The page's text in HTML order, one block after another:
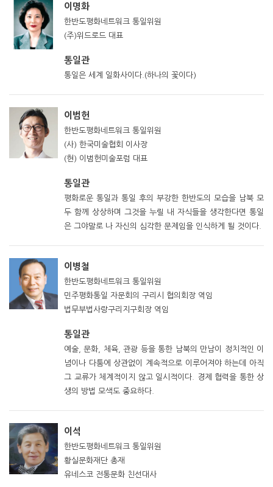
이명화
한반도평화네트워크 통일위원
(주)위드로드 대표
통일관
통일은 세계 일화사이다.(하나의 꽃이다)
이범헌
한반도평화네트워크 통일위원
(사) 한국미술협회 이사장
(현) 이범헌미술포럼 대표
통일관
평화로운 통일과 통일 후의 부강한 한반도의 모습을 남북 모
두 함께 상상하며 그것을 누릴 내 자식들을 생각한다면 통일
은 그야말로 나 자신의 심각한 문제임을 인식하게 될 것이다.
이병철
한반도평화네트워크 통일위원
민주평화통일 자문회의 구리시 협의회장 역임
법무부법사랑구리지구회장 역임
통일관
예술, 문화, 체육, 관광 등을 통한 남북의 만남이 정치적인 이
념이나 다툼에 상관없이 계속적으로 이루어져야 하는데 아직
그 교류가 체계적이지 않고 일시적이다. 경제 협력을 통한 상
생의 방법 모색도 중요하다.
이석
한반도평화네트워크 통일위원
황실문화재단 총재
유네스코 전통문화 친선대사